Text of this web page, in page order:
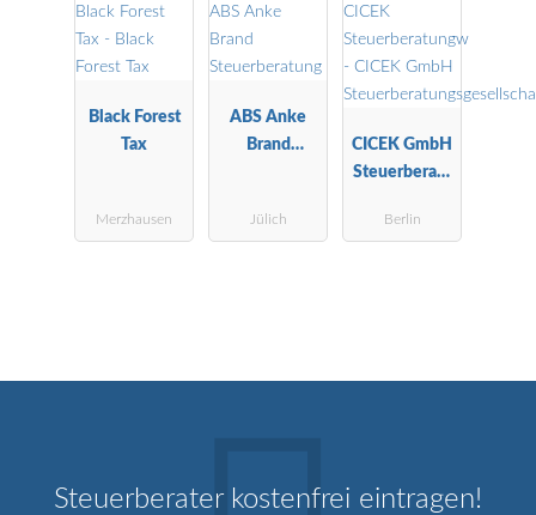
Black Forest
Tax
Merzhausen
ABS Anke
Brand
Jülich
CICEK GmbH
Steuerberatu
ft
Berlin
Steuerberater kostenfrei eintragen!